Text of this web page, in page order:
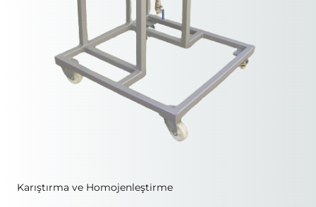
Karıştırma ve Homojenleştirme